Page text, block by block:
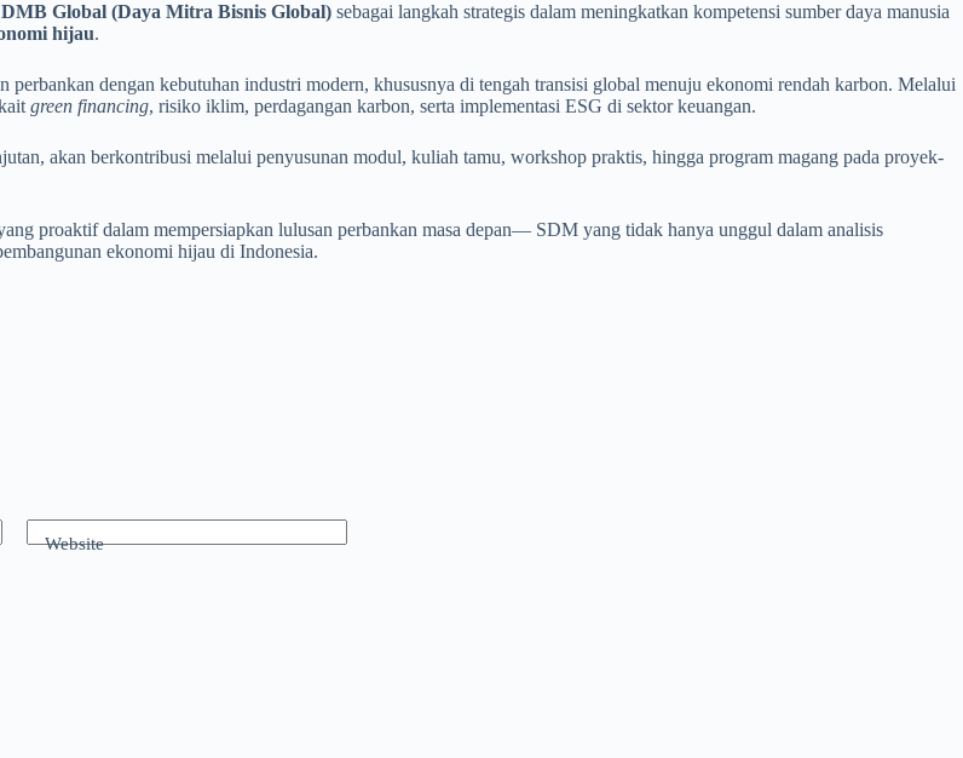
DMB Global (Daya Mitra Bisnis Global) sebagai langkah strategis dalam meningkatkan kompetensi sumber daya manusia
hijau.
dengan kebutuhan industri modern, khususnya di tengah transisi global menuju ekonomi rendah karbon. Melalui
green financing, risiko iklim, perdagangan karbon, serta implementasi ESG di sektor keuangan.
akan berkontribusi melalui penyusunan modul, kuliah tamu, workshop praktis, hingga program magang pada proyek-
proaktif dalam mempersiapkan lulusan perbankan masa depan— SDM yang tidak hanya unggul dalam analisis
ekonomi hijau di Indonesia.
Website